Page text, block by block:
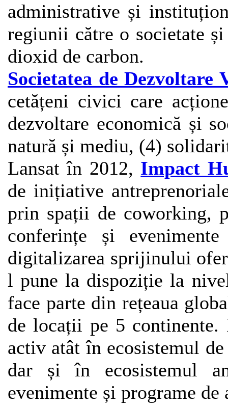
administrative și
regiunii către o societate
dioxid de carbon.
Societatea de Dezvoltare
cetățeni civici care
dezvoltare economică și
natură și mediu, (4)
Lansat în 2012, Impact
de inițiative
prin spații de coworking,
conferințe și
digitalizarea sprijinului
l pune la dispoziție la
face parte din rețeaua
de locații pe 5
activ atât în ecosistemul
dar și în ecosistemul
evenimente și programe de